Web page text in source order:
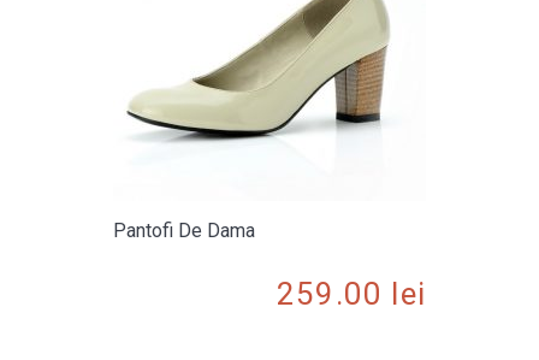
Pantofi De Dama
259.00 lei